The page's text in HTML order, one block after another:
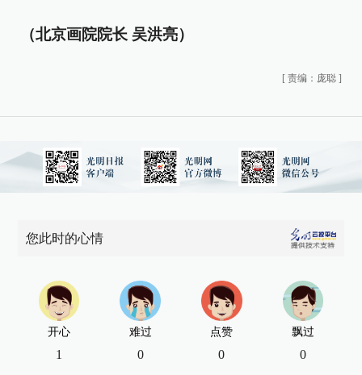
（北京画院院长 吴洪亮）
[ 责编：庞聪 ]
您此时的心情
开心
1
难过
0
点赞
0
飘过
0